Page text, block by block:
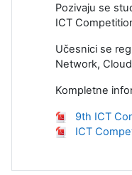
Pozivaju se
ICT
Učesnici se
Network,
Kompletne
9th ICT
ICT